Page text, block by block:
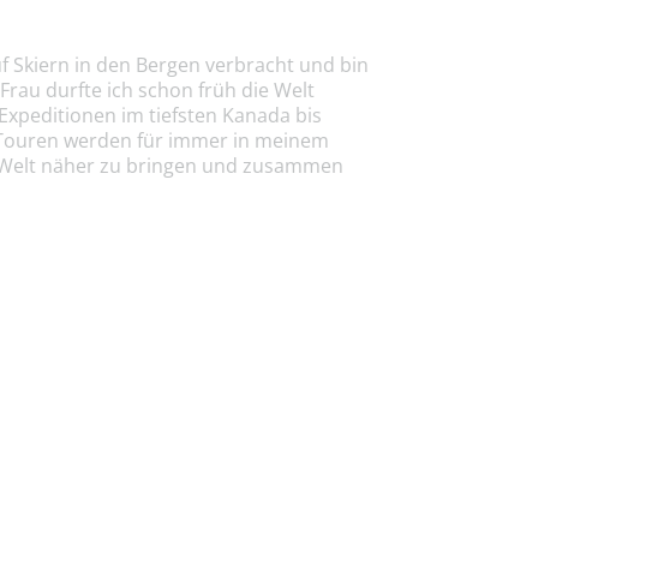
Skiern in den Bergen verbracht und bin
durfte ich schon früh die Welt
im tiefsten Kanada bis
werden für immer in meinem
näher zu bringen und zusammen